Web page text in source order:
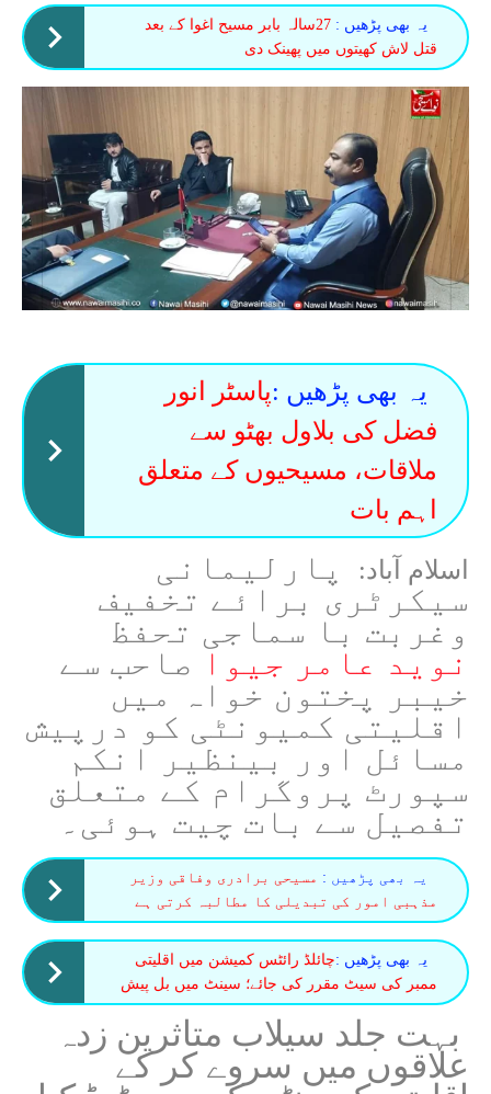
یہ بھی پڑھیں :
27سالہ بابر مسیح اغوا کے بعد
قتل لاش کھیتوں میں پھینک دی
یہ بھی پڑھیں :پاسٹر انور
فضل کی بلاول بھٹو سے
ملاقات، مسیحیوں کے متعلق
اہم بات
اسلام آباد:
پارلیمانی
سیکرٹری برائے تخفیف
وغربت با سماجی تحفظ
نوید عامر جیوا صاحب سے
خیبر پختون خواہ میں
اقلیتی کمیونٹی کو درپیش
مسائل اور بینظیر انکم
سپورٹ پروگرام کے متعلق
تفصیل سے بات چیت ہوئی۔
یہ بھی پڑھیں : مسیحی برادری وفاقی وزیر
مذہبی امور کی تبدیلی کا مطالبہ کرتی ہے
یہ بھی پڑھیں :چائلڈ رائٹس کمیشن میں اقلیتی
ممبر کی سیٹ مقرر کی جائے؛ سینٹ میں بل پیش
بہت جلد سیلاب متاثرین زدہ
علاقوں میں سروے کر کے